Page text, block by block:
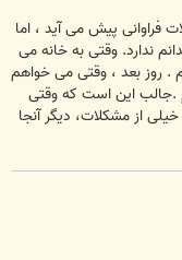
پیش می آید ، اما
ندارد. وقتی به خانه می
روز بعد ، وقتی می خواهم
.جالب این است که وقتی
از مشکلات، دیگر آنجا